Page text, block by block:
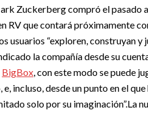
Zuckerberg compró el pasado
RV que contará próximamente
usuarios “exploren, construyan y
la compañía desde su
BigBox, con este modo se puede
incluso, desde un punto en el
solo por su imaginación”.La